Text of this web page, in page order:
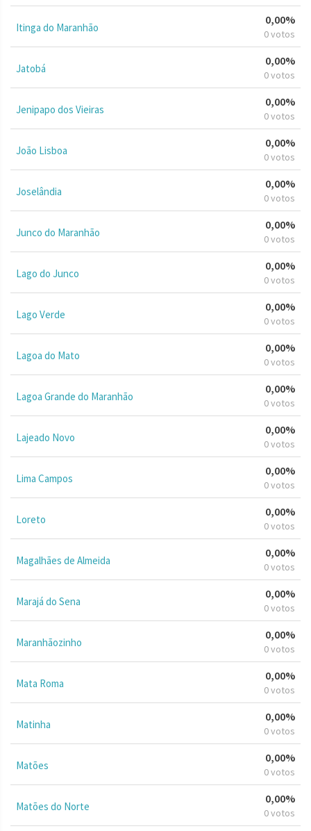
Itinga do Maranhão
0,00%
0 votos
Jatobá
0,00%
0 votos
Jenipapo dos Vieiras
0,00%
0 votos
João Lisboa
0,00%
0 votos
Joselândia
0,00%
0 votos
Junco do Maranhão
0,00%
0 votos
Lago do Junco
0,00%
0 votos
Lago Verde
0,00%
0 votos
Lagoa do Mato
0,00%
0 votos
Lagoa Grande do Maranhão
0,00%
0 votos
Lajeado Novo
0,00%
0 votos
Lima Campos
0,00%
0 votos
Loreto
0,00%
0 votos
Magalhães de Almeida
0,00%
0 votos
Marajá do Sena
0,00%
0 votos
Maranhãozinho
0,00%
0 votos
Mata Roma
0,00%
0 votos
Matinha
0,00%
0 votos
Matões
0,00%
0 votos
Matões do Norte
0,00%
0 votos